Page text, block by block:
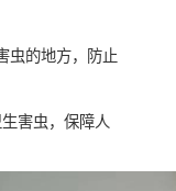
虫的地方，防止
害虫，保障人